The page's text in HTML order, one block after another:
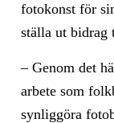
fotokonst för
ställa ut bidrag
– Genom det
arbete som
synliggöra